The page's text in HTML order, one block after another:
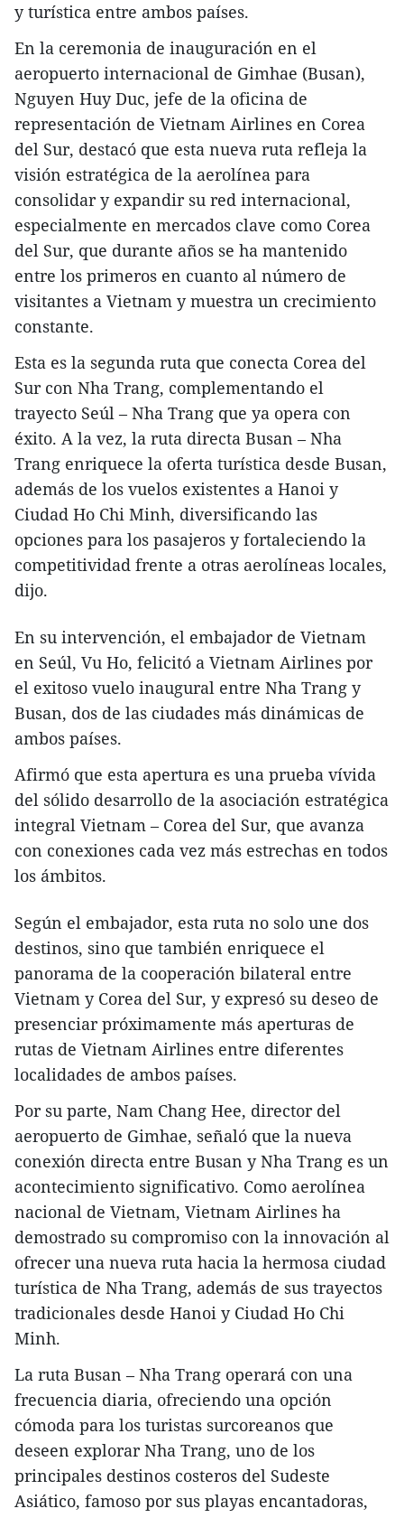
y turística entre ambos países.
En la ceremonia de inauguración en el
aeropuerto internacional de Gimhae (Busan),
Nguyen Huy Duc, jefe de la oficina de
representación de Vietnam Airlines en Corea
del Sur, destacó que esta nueva ruta refleja la
visión estratégica de la aerolínea para
consolidar y expandir su red internacional,
especialmente en mercados clave como Corea
del Sur, que durante años se ha mantenido
entre los primeros en cuanto al número de
visitantes a Vietnam y muestra un crecimiento
constante.
Esta es la segunda ruta que conecta Corea del
Sur con Nha Trang, complementando el
trayecto Seúl – Nha Trang que ya opera con
éxito. A la vez, la ruta directa Busan – Nha
Trang enriquece la oferta turística desde Busan,
además de los vuelos existentes a Hanoi y
Ciudad Ho Chi Minh, diversificando las
opciones para los pasajeros y fortaleciendo la
competitividad frente a otras aerolíneas locales,
dijo.
En su intervención, el embajador de Vietnam
en Seúl, Vu Ho, felicitó a Vietnam Airlines por
el exitoso vuelo inaugural entre Nha Trang y
Busan, dos de las ciudades más dinámicas de
ambos países.
Afirmó que esta apertura es una prueba vívida
del sólido desarrollo de la asociación estratégica
integral Vietnam – Corea del Sur, que avanza
con conexiones cada vez más estrechas en todos
los ámbitos.
Según el embajador, esta ruta no solo une dos
destinos, sino que también enriquece el
panorama de la cooperación bilateral entre
Vietnam y Corea del Sur, y expresó su deseo de
presenciar próximamente más aperturas de
rutas de Vietnam Airlines entre diferentes
localidades de ambos países.
Por su parte, Nam Chang Hee, director del
aeropuerto de Gimhae, señaló que la nueva
conexión directa entre Busan y Nha Trang es un
acontecimiento significativo. Como aerolínea
nacional de Vietnam, Vietnam Airlines ha
demostrado su compromiso con la innovación al
ofrecer una nueva ruta hacia la hermosa ciudad
turística de Nha Trang, además de sus trayectos
tradicionales desde Hanoi y Ciudad Ho Chi
Minh.
La ruta Busan – Nha Trang operará con una
frecuencia diaria, ofreciendo una opción
cómoda para los turistas surcoreanos que
deseen explorar Nha Trang, uno de los
principales destinos costeros del Sudeste
Asiático, famoso por sus playas encantadoras,